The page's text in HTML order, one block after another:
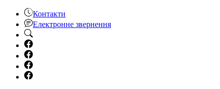
Контакти
Електронне звернення